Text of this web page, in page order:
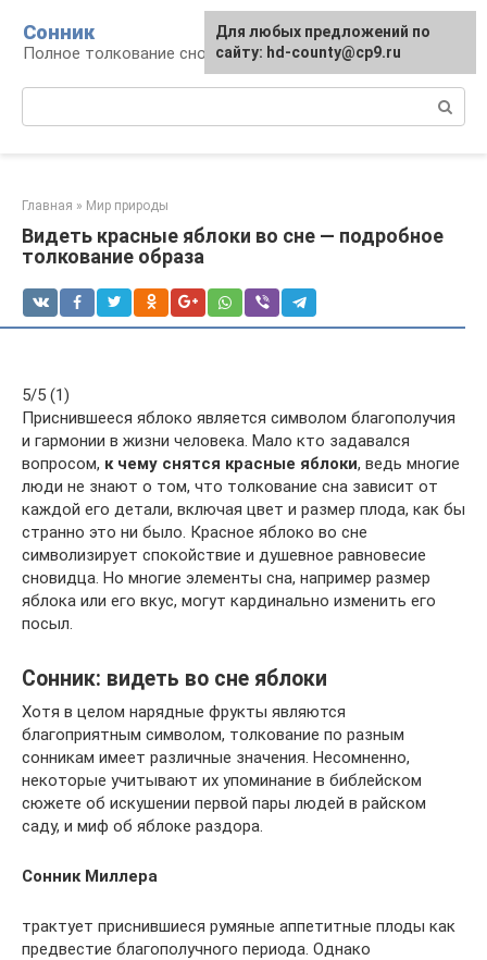
контенту
Сонник
Полное толкование снов
Главная » Мир природы
Видеть красные яблоки во сне — подробное
толкование образа
5/5 (1)
Приснившееся яблоко является символом благополучия
и гармонии в жизни человека. Мало кто задавался
вопросом, к чему снятся красные яблоки, ведь многие
люди не знают о том, что толкование сна зависит от
каждой его детали, включая цвет и размер плода, как бы
странно это ни было. Красное яблоко во сне
символизирует спокойствие и душевное равновесие
сновидца. Но многие элементы сна, например размер
яблока или его вкус, могут кардинально изменить его
посыл.
Сонник: видеть во сне яблоки
Хотя в целом нарядные фрукты являются
благоприятным символом, толкование по разным
сонникам имеет различные значения. Несомненно,
некоторые учитывают их упоминание в библейском
сюжете об искушении первой пары людей в райском
саду, и миф об яблоке раздора.
Сонник Миллера
трактует приснившиеся румяные аппетитные плоды как
предвестие благополучного периода. Однако
Для любых предложений по
сайту: hd-county@cp9.ru